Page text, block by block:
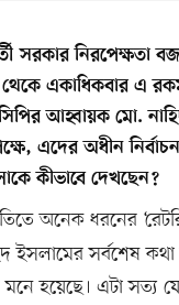
সরকার নিরপেক্ষতা
একাধিকবার এ
আহ্বায়ক মো.
এদের অধীন
কীভাবে দেখছেন?
অনেক ধরনের
ইসলামের সর্বশেষ
হয়েছে। এটা সত্য